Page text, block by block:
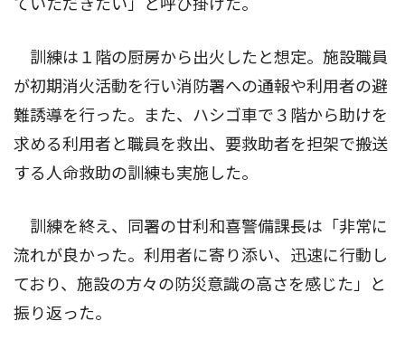
ていただきたい」と呼び掛けた。
訓練は１階の厨房から出火したと想定。施設職員
が初期消火活動を行い消防署への通報や利用者の避
難誘導を行った。また、ハシゴ車で３階から助けを
求める利用者と職員を救出、要救助者を担架で搬送
する人命救助の訓練も実施した。
訓練を終え、同署の甘利和喜警備課長は「非常に
流れが良かった。利用者に寄り添い、迅速に行動し
ており、施設の方々の防災意識の高さを感じた」と
振り返った。